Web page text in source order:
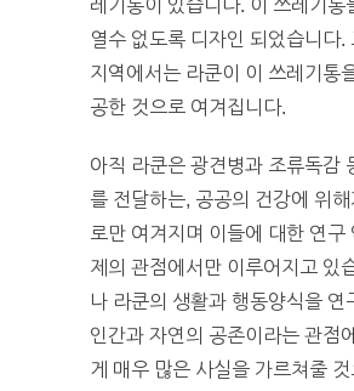
레기통이 있습니다. 이 쓰레기통
열수 없도록 디자인 되었습니다.
지역에서는 라쿤이 이 쓰레기통
공한 것으로 여겨집니다.
아직 라쿤은 광견병과 조류독감
를 전달하는, 공공의 건강에 위
로만 여겨지며 이들에 대한 연구
제의 관점에서만 이루어지고 있
나 라쿤의 생활과 행동양식을 연
인간과 자연의 공존이라는 관점
게 매우 많은 사실을 가르쳐줄